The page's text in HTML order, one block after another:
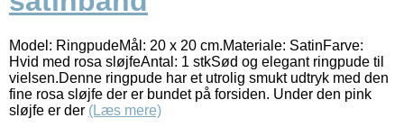
Model: RingpudeMål: 20 x 20 cm.Materiale: SatinFarve:
Hvid med rosa sløjfeAntal: 1 stkSød og elegant ringpude til
vielsen.Denne ringpude har et utrolig smukt udtryk med den
fine rosa sløjfe der er bundet på forsiden. Under den pink
sløjfe er der (Læs mere)